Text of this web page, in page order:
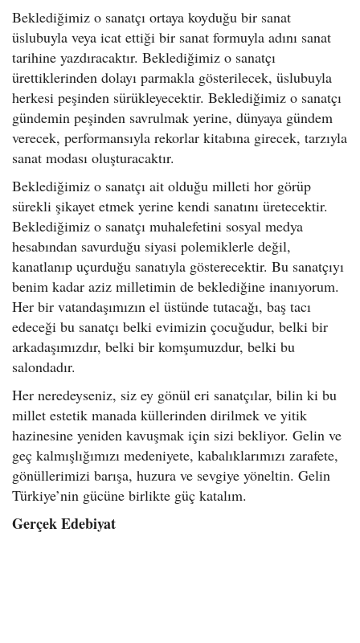
Beklediğimiz o sanatçı ortaya koyduğu bir sanat
üslubuyla veya icat ettiği bir sanat formuyla adını sanat
tarihine yazdıracaktır. Beklediğimiz o sanatçı
ürettiklerinden dolayı parmakla gösterilecek, üslubuyla
herkesi peşinden sürükleyecektir. Beklediğimiz o sanatçı
gündemin peşinden savrulmak yerine, dünyaya gündem
verecek, performansıyla rekorlar kitabına girecek, tarzıyla
sanat modası oluşturacaktır.
Beklediğimiz o sanatçı ait olduğu milleti hor görüp
sürekli şikayet etmek yerine kendi sanatını üretecektir.
Beklediğimiz o sanatçı muhalefetini sosyal medya
hesabından savurduğu siyasi polemiklerle değil,
kanatlanıp uçurduğu sanatıyla gösterecektir. Bu sanatçıyı
benim kadar aziz milletimin de beklediğine inanıyorum.
Her bir vatandaşımızın el üstünde tutacağı, baş tacı
edeceği bu sanatçı belki evimizin çocuğudur, belki bir
arkadaşımızdır, belki bir komşumuzdur, belki bu
salondadır.
Her neredeyseniz, siz ey gönül eri sanatçılar, bilin ki bu
millet estetik manada küllerinden dirilmek ve yitik
hazinesine yeniden kavuşmak için sizi bekliyor. Gelin ve
geç kalmışlığımızı medeniyete, kabalıklarımızı zarafete,
gönüllerimizi barışa, huzura ve sevgiye yöneltin. Gelin
Türkiye’nin gücüne birlikte güç katalım.
Gerçek Edebiyat